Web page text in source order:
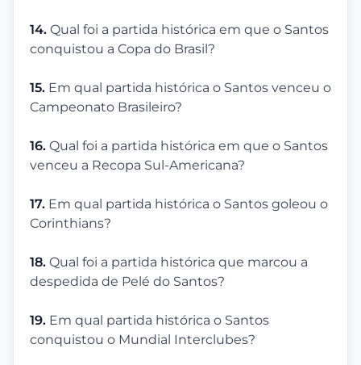
14. Qual foi a partida histórica em que o Santos
conquistou a Copa do Brasil?
15. Em qual partida histórica o Santos venceu o
Campeonato Brasileiro?
16. Qual foi a partida histórica em que o Santos
venceu a Recopa Sul-Americana?
17. Em qual partida histórica o Santos goleou o
Corinthians?
18. Qual foi a partida histórica que marcou a
despedida de Pelé do Santos?
19. Em qual partida histórica o Santos
conquistou o Mundial Interclubes?